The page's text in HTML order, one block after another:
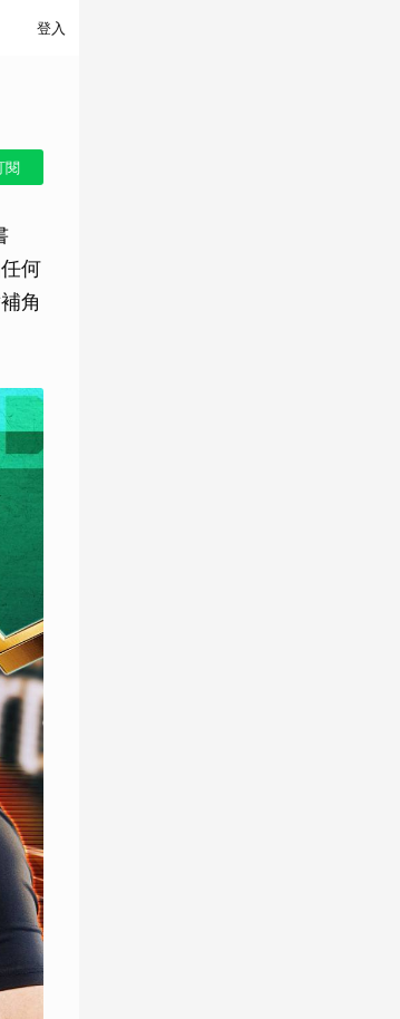
登入
閱
何
角